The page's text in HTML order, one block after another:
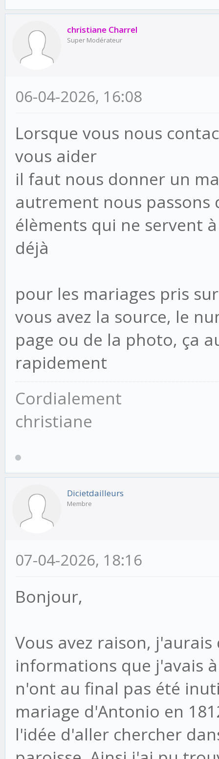
christiane Charrel
Super Modérateur
06-04-2026, 16:08
Lorsque vous nous
vous aider
il faut nous donner un
autrement nous passons
élèments qui ne servent
déjà
pour les mariages pris
vous avez la source, le
page ou de la photo, ça
rapidement
Cordialement
christiane
Dicietdailleurs
Membre
07-04-2026, 18:16
Bonjour,
Vous avez raison,
informations que j'avais
n'ont au final pas été
mariage d'Antonio en
l'idée d'aller chercher